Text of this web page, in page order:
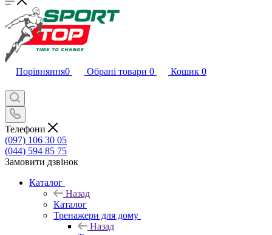
Порівняння0 Обрані товари 0 Кошик 0
Телефони
(097) 106 30 05
(044) 594 85 75
Замовити дзвінок
Каталог
Назад
Каталог
Тренажери для дому
Назад